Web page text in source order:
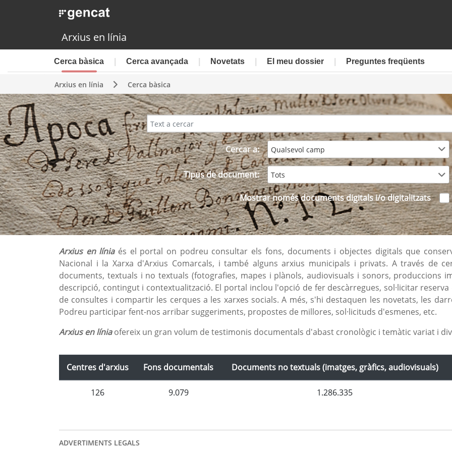
Arxius en línia
Cerca bàsica Cerca avançada Novetats El meu dossier Preguntes freqüents
Arxius en línia Cerca bàsica
Cercar a: Qualsevol camp
Tipus de document: Tots
Mostrar només documents digitals i/o digitalitzats
Arxius en líniaés el portal on podreu consultar els fons, documents i objectes digitals que
Nacional i la Xarxa d'Arxius Comarcals, i també alguns arxius municipals i privats. A través de
documents, textuals i no textuals (fotografies, mapes i plànols, audiovisuals i sonors, produccions
descripció, contingut i contextualització. El portal inclou l'opció de fer descàrregues, sol·licitar
de consultes i compartir les cerques a les xarxes socials. A més, s'hi destaquen les novetats, les
Podreu participar fent-nos arribar suggeriments, propostes de millores, sol·licituds d'esmenes, etc.
Arxius en líniaofereix un gran volum de testimonis documentals d'abast cronològic i temàtic variat i
Centres d'arxius Fons documentals Documents no textuals (imatges, gràfics, audiovisuals)
126 9.079 1.286.335
ADVERTIMENTS LEGALS